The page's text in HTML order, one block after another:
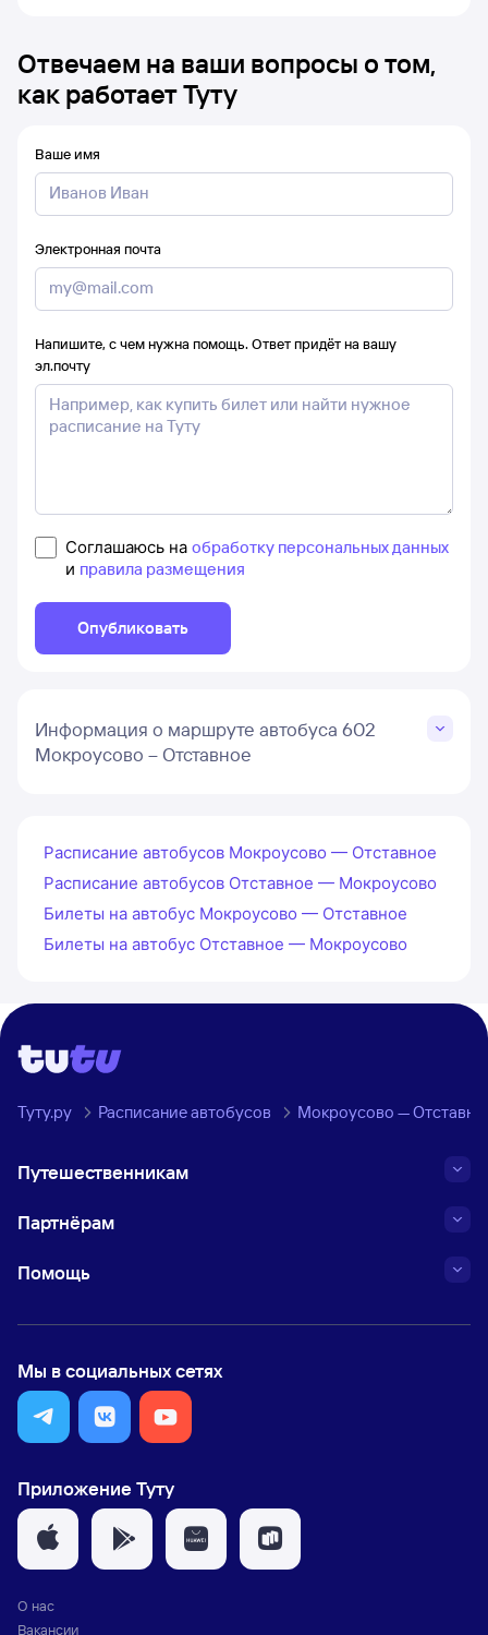
Отвечаем на ваши вопросы о том,
как работает Туту
Ваше имя
Электронная почта
Напишите, с чем нужна помощь. Ответ придёт на вашу
эл.почту
Соглашаюсь на обработку персональных данных
и правила размещения
Опубликовать
Информация о маршруте автобуса 602
Мокроусово – Отставное
Расписание автобусов Мокроусово — Отставное
Расписание автобусов Отставное — Мокроусово
Билеты на автобус Мокроусово — Отставное
Билеты на автобус Отставное — Мокроусово
Туту.ру Расписание автобусов Мокроусово —
Путешественникам
Партнёрам
Помощь
Мы в социальных сетях
Приложение Туту
О нас
Вакансии